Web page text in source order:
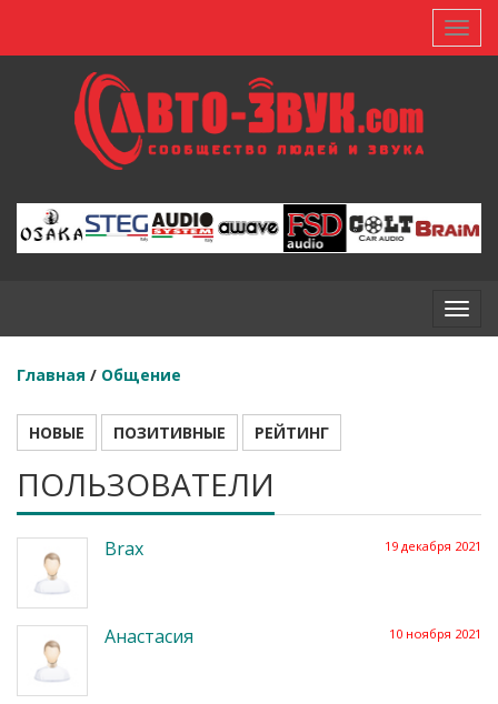
Главная / Общение
НОВЫЕ ПОЗИТИВНЫЕ РЕЙТИНГ
ПОЛЬЗОВАТЕЛИ
19 декабря 2021
Brax
10 ноября 2021
Анастасия